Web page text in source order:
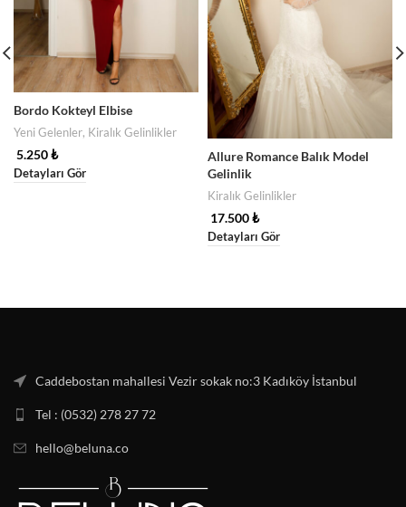
Bordo Kokteyl Elbise
Yeni Gelenler, Kiralık Gelinlikler
5.250₺
Detayları Gör
Allure Romance Balık Model
Gelinlik
Kiralık Gelinlikler
17.500₺
Detayları Gör
Caddebostan mahallesi Vezir sokak no:3 Kadıköy İstanbul
Tel : (0532) 278 27 72
hello@beluna.co